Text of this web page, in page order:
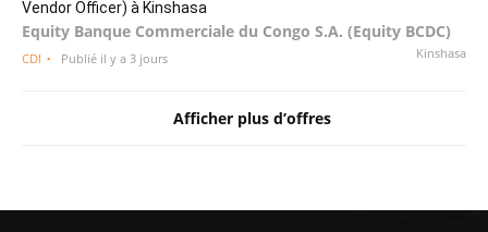
Vendor Officer) à Kinshasa
Equity Banque Commerciale du Congo S.A. (Equity BCDC)
Kinshasa
CDI Publié il y a 3 jours
Afficher plus d’offres